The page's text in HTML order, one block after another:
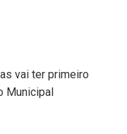
vai ter primeiro
Municipal